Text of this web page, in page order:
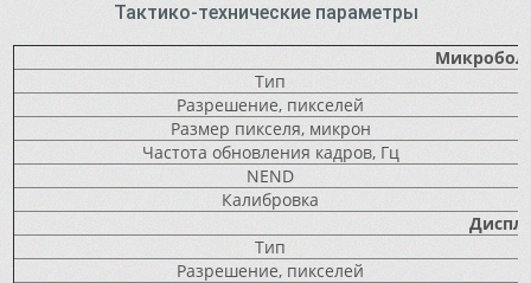
Тактико-технические параметры
Тип
Разрешение, пикселей
Размер пикселя, микрон
Частота обновления кадров, Гц
NEND
Калибровка
Тип
Разрешение, пикселей